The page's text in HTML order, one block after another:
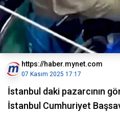
https://haber.mynet.com
07 Kasım 2025 17:17
İstanbul daki pazarcının
İstanbul Cumhuriyet